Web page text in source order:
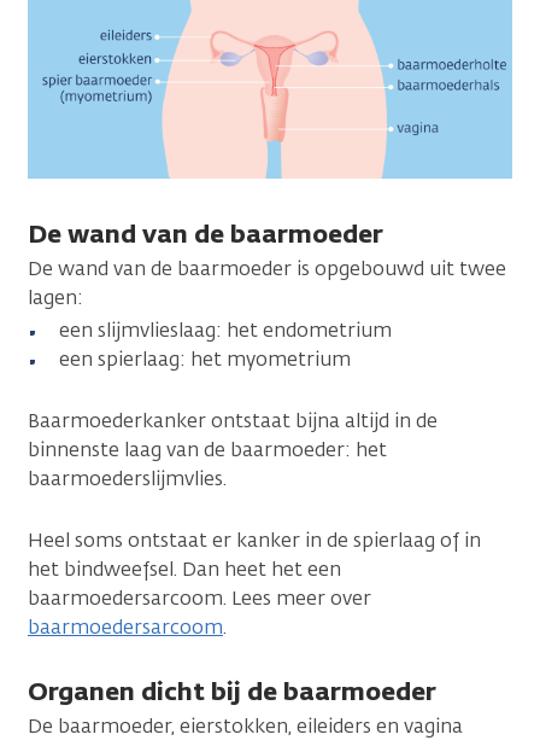
De wand van de baarmoeder
De wand van de baarmoeder is opgebouwd uit twee
lagen:
een slijmvlieslaag: het endometrium
een spierlaag: het myometrium
Baarmoederkanker ontstaat bijna altijd in de
binnenste laag van de baarmoeder: het
baarmoederslijmvlies.
Heel soms ontstaat er kanker in de spierlaag of in
het bindweefsel. Dan heet het een
baarmoedersarcoom. Lees meer over
baarmoedersarcoom.
Organen dicht bij de baarmoeder
De baarmoeder, eierstokken, eileiders en vagina